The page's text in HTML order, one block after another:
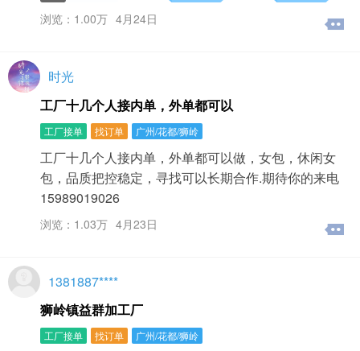
浏览：1.00万 4月24日
时光
工厂十几个人接内单，外单都可以
工厂接单 找订单 广州/花都/狮岭
工厂十几个人接内单，外单都可以做，女包，休闲女
包，品质把控稳定，寻找可以长期合作.期待你的来电
15989019026
浏览：1.03万 4月23日
1381887****
狮岭镇益群加工厂
工厂接单 找订单 广州/花都/狮岭